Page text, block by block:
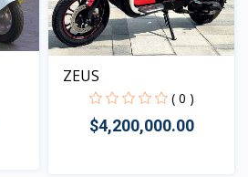
ZEUS
( 0 )
$4,200,000.00